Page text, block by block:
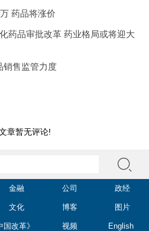
药品将涨价
药品审批改革 药业格局或将迎大
销售监管力度
章暂无评论!
金融 公司 政经
文化 博客 图片
国改革》 视频 English